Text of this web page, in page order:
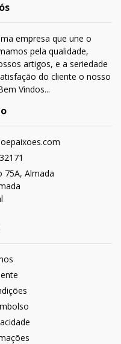
empresa que une o
pela qualidade,
artigos, e a seriedade
do cliente o nosso
Vindos...
75A, Almada